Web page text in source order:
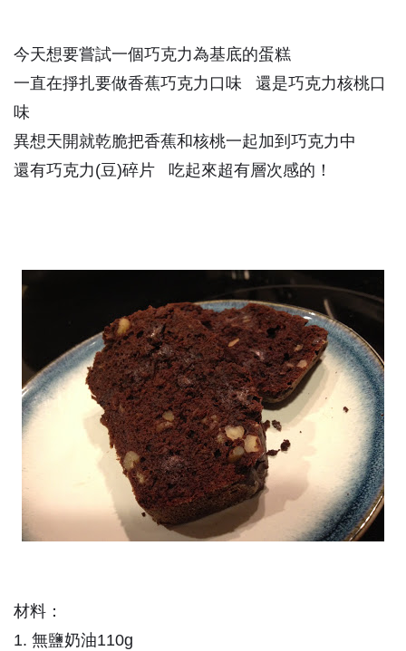
今天想要嘗試一個巧克力為基底的蛋糕
一直在掙扎要做香蕉巧克力口味 還是巧克力核桃口
味
異想天開就乾脆把香蕉和核桃一起加到巧克力中
還有巧克力(豆)碎片 吃起來超有層次感的！
材料：
1. 無鹽奶油110g